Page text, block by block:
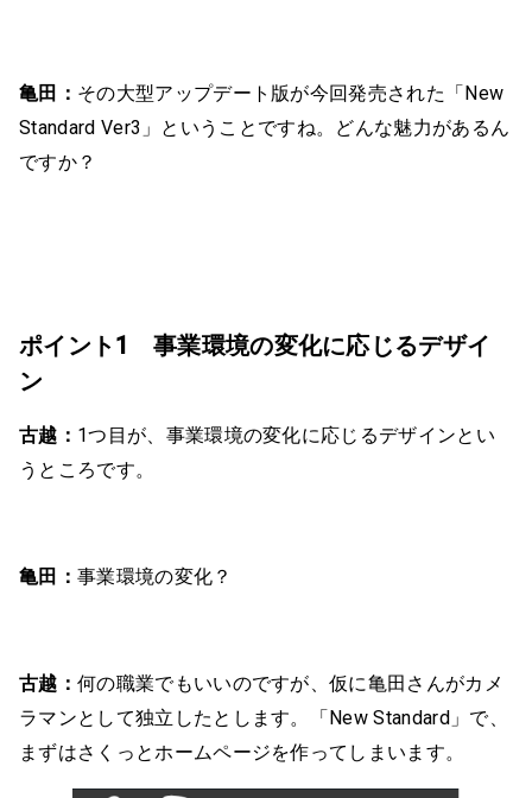
亀田： その大型アップデート版が今回発売された「New
Standard Ver3」ということですね。どんな魅力があるん
ですか？
ポイント1 事業環境の変化に応じるデザイ
ン
古越： 1つ目が、事業環境の変化に応じるデザインとい
うところです。
亀田： 事業環境の変化？
古越： 何の職業でもいいのですが、仮に亀田さんがカメ
ラマンとして独立したとします。「New Standard」で、
まずはさくっとホームページを作ってしまいます。